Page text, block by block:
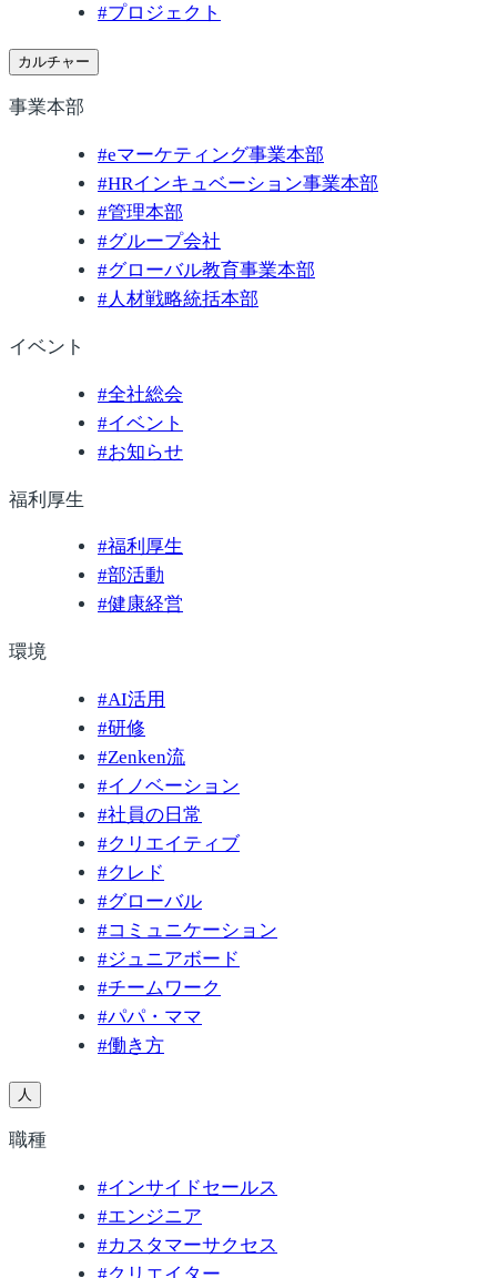
#プロジェクト
カルチャー
事業本部
#eマーケティング事業本部
#HRインキュベーション事業本部
#管理本部
#グループ会社
#グローバル教育事業本部
#人材戦略統括本部
イベント
#全社総会
#イベント
#お知らせ
福利厚生
#福利厚生
#部活動
#健康経営
環境
#AI活用
#研修
#Zenken流
#イノベーション
#社員の日常
#クリエイティブ
#クレド
#グローバル
#コミュニケーション
#ジュニアボード
#チームワーク
#パパ・ママ
#働き方
人
職種
#インサイドセールス
#エンジニア
#カスタマーサクセス